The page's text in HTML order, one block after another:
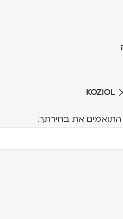
KOZIOL
התואמים את בחירתך.